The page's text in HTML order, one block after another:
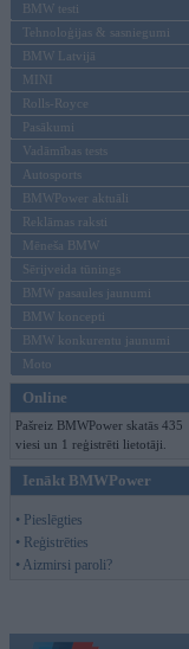
BMW testi
Tehnoloģijas & sasniegumi
BMW Latvijā
MINI
Rolls-Royce
Pasākumi
Vadāmības tests
Autosports
BMWPower aktuāli
Reklāmas raksti
Mēneša BMW
Sērijveida tūnings
BMW pasaules jaunumi
BMW koncepti
BMW konkurentu jaunumi
Moto
Online
Pašreiz BMWPower skatās 435
viesi un 1 reģistrēti lietotāji.
Ienākt BMWPower
• Pieslēgties
• Reģistrēties
• Aizmirsi paroli?